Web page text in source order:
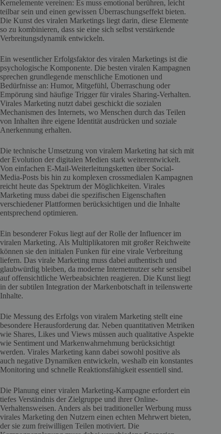
Kernelemente vereinen: Es muss emotional berühren, leicht
teilbar sein und einen gewissen Überraschungseffekt bieten.
Die Kunst des viralen Marketings liegt darin, diese Elemente
so zu kombinieren, dass sie eine sich selbst verstärkende
Verbreitungsdynamik entwickeln.
Ein wesentlicher Erfolgsfaktor des viralen Marketings ist die
psychologische Komponente. Die besten viralen Kampagnen
sprechen grundlegende menschliche Emotionen und
Bedürfnisse an: Humor, Mitgefühl, Überraschung oder
Empörung sind häufige Trigger für virales Sharing-Verhalten.
Virales Marketing nutzt dabei geschickt die sozialen
Mechanismen des Internets, wo Menschen durch das Teilen
von Inhalten ihre eigene Identität ausdrücken und soziale
Anerkennung erhalten.
Die technische Umsetzung von viralem Marketing hat sich mit
der Evolution der digitalen Medien stark weiterentwickelt.
Von einfachen E-Mail-Weiterleitungsketten über Social-
Media-Posts bis hin zu komplexen crossmedialen Kampagnen
reicht heute das Spektrum der Möglichkeiten. Virales
Marketing muss dabei die spezifischen Eigenschaften
verschiedener Plattformen berücksichtigen und die Inhalte
entsprechend optimieren.
Ein besonderer Fokus liegt auf der Rolle der Influencer im
viralen Marketing. Als Multiplikatoren mit großer Reichweite
können sie den initialen Funken für eine virale Verbreitung
liefern. Das virale Marketing muss dabei authentisch und
glaubwürdig bleiben, da moderne Internetnutzer sehr sensibel
auf offensichtliche Werbeabsichten reagieren. Die Kunst liegt
in der subtilen Integration der Markenbotschaft in teilenswerte
Inhalte.
Die Messung des Erfolgs von viralem Marketing stellt eine
besondere Herausforderung dar. Neben quantitativen Metriken
wie Shares, Likes und Views müssen auch qualitative Aspekte
wie Sentiment und Markenwahrnehmung berücksichtigt
werden. Virales Marketing kann dabei sowohl positive als
auch negative Dynamiken entwickeln, weshalb ein konstantes
Monitoring und schnelle Reaktionsfähigkeit essentiell sind.
Die Planung einer viralen Marketing-Kampagne erfordert ein
tiefes Verständnis der Zielgruppe und ihrer Online-
Verhaltensweisen. Anders als bei traditioneller Werbung muss
virales Marketing den Nutzern einen echten Mehrwert bieten,
der sie zum freiwilligen Teilen motiviert. Die